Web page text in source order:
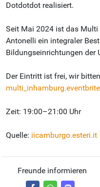
Dotdotdot realisiert.
Seit Mai 2024 ist das Multi
Antonelli ein integraler
Bildungseinrichtungen der
Der Eintritt ist frei, wir
Zeit: 19:00–21:00 Uhr
Quelle: iicamburgo.esteri.it
Freunde informieren